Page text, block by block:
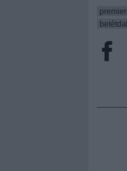
premier
betétdal